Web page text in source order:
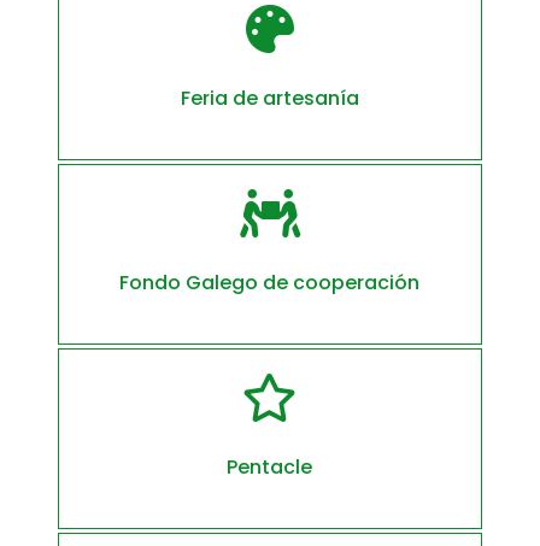

Feria de artesanía

Fondo Galego de cooperación

Pentacle